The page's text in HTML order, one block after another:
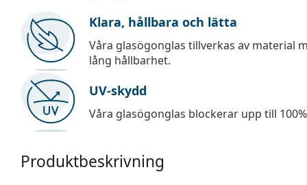
Klara, hållbara och lätta
Våra glasögonglas tillverkas av material
lång hållbarhet.
UV-skydd
Våra glasögonglas blockerar upp till
Produktbeskrivning